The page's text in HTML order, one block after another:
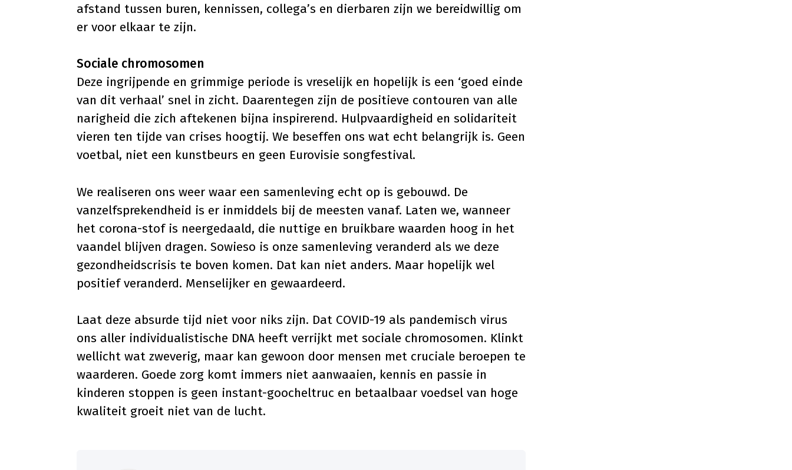
afstand tussen buren, kennissen, collega’s en dierbaren zijn we bereidwillig om
er voor elkaar te zijn.
Sociale chromosomen
Deze ingrijpende en grimmige periode is vreselijk en hopelijk is een ‘goed einde
van dit verhaal’ snel in zicht. Daarentegen zijn de positieve contouren van alle
narigheid die zich aftekenen bijna inspirerend. Hulpvaardigheid en solidariteit
vieren ten tijde van crises hoogtij. We beseffen ons wat echt belangrijk is. Geen
voetbal, niet een kunstbeurs en geen Eurovisie songfestival.
We realiseren ons weer waar een samenleving echt op is gebouwd. De
vanzelfsprekendheid is er inmiddels bij de meesten vanaf. Laten we, wanneer
het corona-stof is neergedaald, die nuttige en bruikbare waarden hoog in het
vaandel blijven dragen. Sowieso is onze samenleving veranderd als we deze
gezondheidscrisis te boven komen. Dat kan niet anders. Maar hopelijk wel
positief veranderd. Menselijker en gewaardeerd.
Laat deze absurde tijd niet voor niks zijn. Dat COVID-19 als pandemisch virus
ons aller individualistische DNA heeft verrijkt met sociale chromosomen. Klinkt
wellicht wat zweverig, maar kan gewoon door mensen met cruciale beroepen te
waarderen. Goede zorg komt immers niet aanwaaien, kennis en passie in
kinderen stoppen is geen instant-goocheltruc en betaalbaar voedsel van hoge
kwaliteit groeit niet van de lucht.